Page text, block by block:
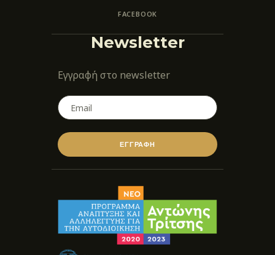
FACEBOOK
Newsletter
Εγγραφή στο newsletter
ΕΓΓΡΑΦΗ